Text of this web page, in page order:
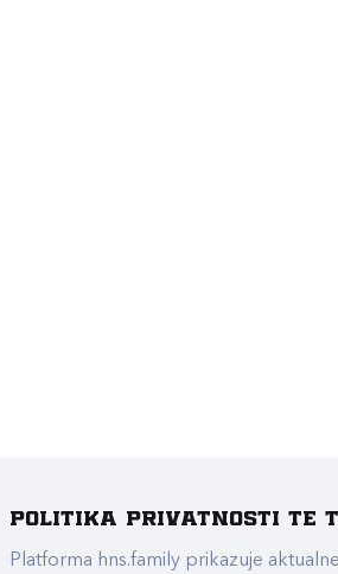
Politika privatnosti te
Platforma hns.family prikazuje